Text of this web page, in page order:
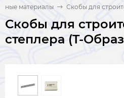
материалы Скобы для
Скобы для
степлера (T-